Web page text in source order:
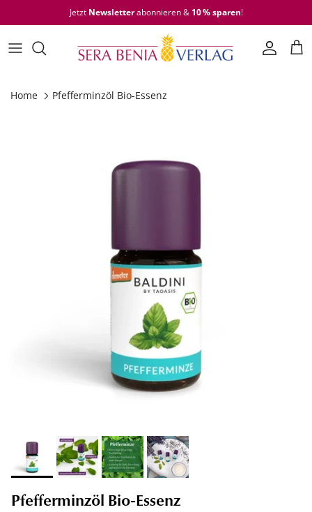
Skip to content
Jetzt Newsletterabonnieren & 10 % sparen!
Home Pfefferminzöl Bio-Essenz
Pfefferminzöl Bio-Essenz